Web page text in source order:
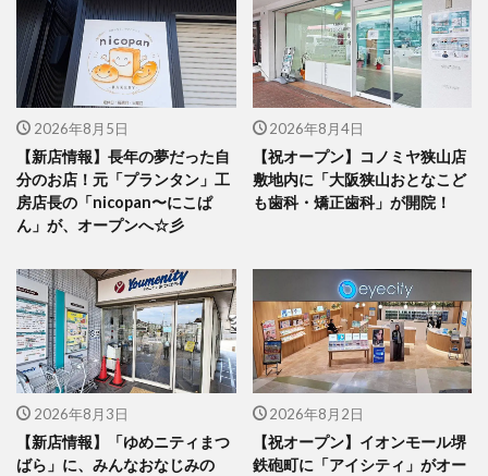
2026年8月5日
【新店情報】長年の夢だった自
分のお店！元「プランタン」工
房店長の「nicopan〜にこぱ
ん」が、オープンへ☆彡
2026年8月4日
【祝オープン】コノミヤ狭山店
敷地内に「大阪狭山おとなこど
も歯科・矯正歯科」が開院！
2026年8月3日
【新店情報】「ゆめニティまつ
ばら」に、みんなおなじみの
2026年8月2日
【祝オープン】イオンモール堺
鉄砲町に「アイシティ」がオー